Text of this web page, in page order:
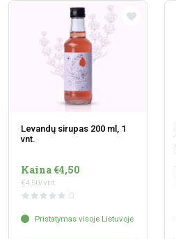
Levandų sirupas 200 ml, 1
vnt.
Kaina €4,50
€4,50/vnt.
0
Pristatymas visoje Lietuvoje